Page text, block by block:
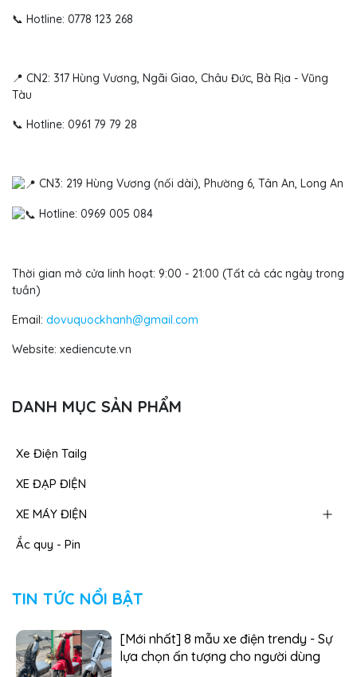
📞 Hotline: 0778 123 268
📍 CN2: 317 Hùng Vương, Ngãi Giao, Châu Đức, Bà Rịa - Vũng
Tàu
📞 Hotline: 0961 79 79 28
CN3: 219 Hùng Vương (nối dài), Phường 6, Tân An, Long An
Hotline: 0969 005 084
Thời gian mở cửa linh hoạt: 9:00 - 21:00 (Tất cả các ngày trong
tuần)
Email: dovuquockhanh@gmail.com
Website: xediencute.vn
DANH MỤC SẢN PHẨM
Xe Điện Tailg
XE ĐẠP ĐIỆN
XE MÁY ĐIỆN
Ắc quy - Pin
TIN TỨC NỔI BẬT
[Mới nhất] 8 mẫu xe điện trendy - Sự
lựa chọn ấn tượng cho người dùng